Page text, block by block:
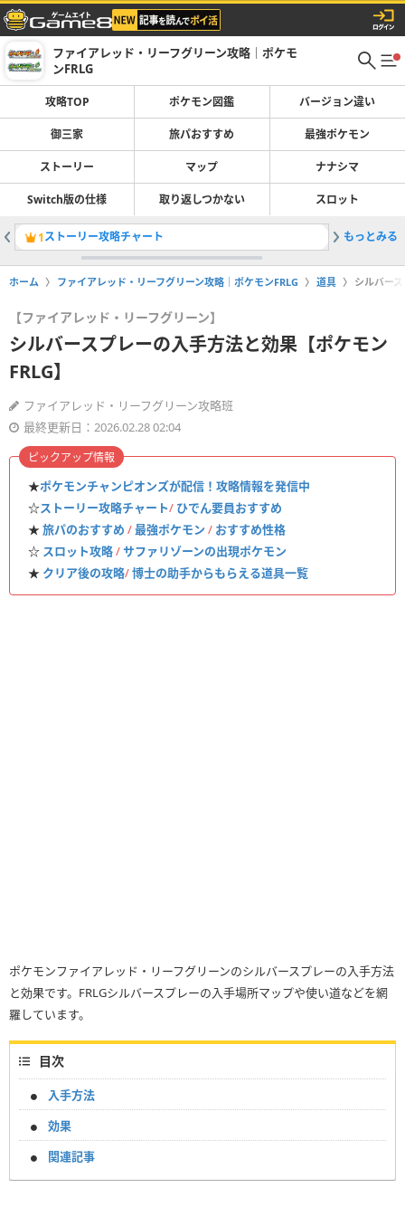
ファイアレッド・リーフグリーン攻略｜ポケモ
ンFRLG
攻略TOP ポケモン図鑑 バージョン違い
御三家 旅パおすすめ 最強ポケモン
ストーリー マップ ナナシマ
Switch版の仕様 取り返しつかない スロット
1ストーリー攻略チャート 2四天王
もっとみる
ホーム ファイアレッド・リーフグリーン攻略｜ポケモンFRLG 道具 シルバー
【ファイアレッド・リーフグリーン】
シルバースプレーの入手方法と効果【ポケモン
FRLG】
ファイアレッド・リーフグリーン攻略班
最終更新日：2026.02.28 02:04
★ポケモンチャンピオンズが配信！攻略情報を発信中
☆ストーリー攻略チャート/ ひでん要員おすすめ
★旅パのおすすめ /最強ポケモン / おすすめ性格
☆ スロット攻略/サファリゾーンの出現ポケモン
★ クリア後の攻略/博士の助手からもらえる道具一覧
ピックアップ情報
ポケモンファイアレッド・リーフグリーンのシルバースプレーの入手方法
と効果です。FRLGシルバースプレーの入手場所マップや使い道などを網
羅しています。
目次
入手方法
効果
関連記事